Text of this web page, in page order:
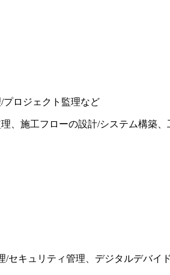
ロジェクト監理など
、施工フローの設計/システム構築
キュリティ管理、デジタルデバイ